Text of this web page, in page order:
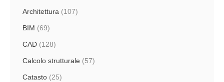
Architettura (107)
BIM (69)
CAD (128)
Calcolo strutturale (57)
Catasto (25)